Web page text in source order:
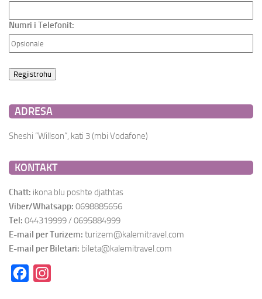
Numri i Telefonit:
ADRESA
Sheshi “Willson”, kati 3 (mbi Vodafone)
KONTAKT
Chatt: ikona blu poshte djathtas
Viber/Whatsapp: 0698885656
Tel: 044319999 / 0695884999
E-mail per Turizem: turizem@kalemitravel.com
E-mail per Biletari: bileta@kalemitravel.com
Facebook